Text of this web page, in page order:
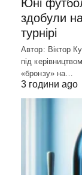
Юні
здобули
турнірі
Автор: Віктор
під
«бронзу» на…
3 години ago